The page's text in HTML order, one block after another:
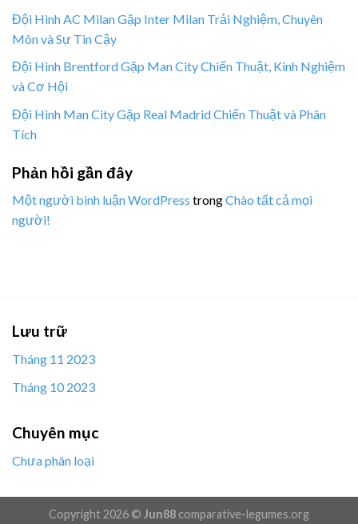
Đội Hình AC Milan Gặp Inter Milan Trải Nghiệm, Chuyên
Môn và Sự Tin Cậy
Đội Hình Brentford Gặp Man City Chiến Thuật, Kinh Nghiệm
và Cơ Hội
Đội Hình Man City Gặp Real Madrid Chiến Thuật và Phân
Tích
Phản hồi gần đây
Một người bình luận WordPress trongChào tất cả mọi
người!
Lưu trữ
Tháng 11 2023
Tháng 10 2023
Chuyên mục
Chưa phân loại
Copyright 2026 © Jun88 comparative-legumes.org